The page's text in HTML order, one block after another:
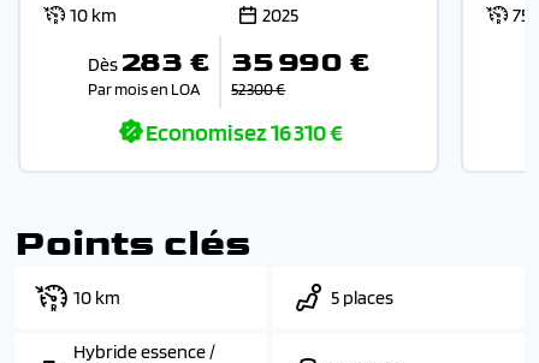
10 km
2025
Dès 283 €
Par mois en LOA
35 990 €
52 300 €
Economisez16 310 €
Points clés
10 km 5 places
Hybride essence /